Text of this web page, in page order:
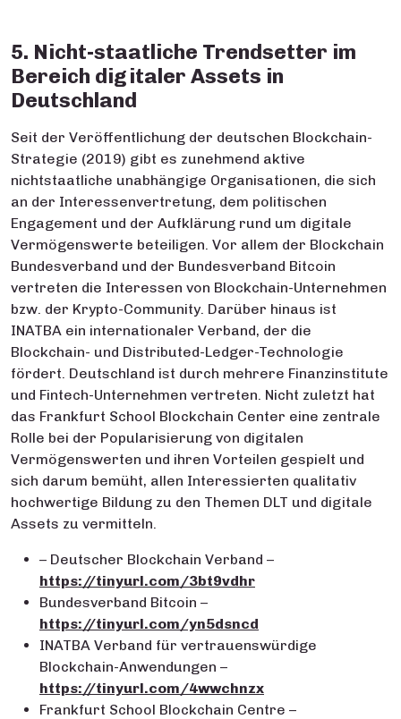
5. Nicht-staatliche Trendsetter im
Bereich digitaler Assets in
Deutschland
Seit der Veröffentlichung der deutschen Blockchain-
Strategie (2019) gibt es zunehmend aktive
nichtstaatliche unabhängige Organisationen, die sich
an der Interessenvertretung, dem politischen
Engagement und der Aufklärung rund um digitale
Vermögenswerte beteiligen. Vor allem der Blockchain
Bundesverband und der Bundesverband Bitcoin
vertreten die Interessen von Blockchain-Unternehmen
bzw. der Krypto-Community. Darüber hinaus ist
INATBA ein internationaler Verband, der die
Blockchain- und Distributed-Ledger-Technologie
fördert. Deutschland ist durch mehrere Finanzinstitute
und Fintech-Unternehmen vertreten. Nicht zuletzt hat
das Frankfurt School Blockchain Center eine zentrale
Rolle bei der Popularisierung von digitalen
Vermögenswerten und ihren Vorteilen gespielt und
sich darum bemüht, allen Interessierten qualitativ
hochwertige Bildung zu den Themen DLT und digitale
Assets zu vermitteln.
– Deutscher Blockchain Verband –
https://tinyurl.com/3bt9vdhr
Bundesverband Bitcoin –
https://tinyurl.com/yn5dsncd
INATBA Verband für vertrauenswürdige
Blockchain-Anwendungen –
https://tinyurl.com/4wwchnzx
Frankfurt School Blockchain Centre –